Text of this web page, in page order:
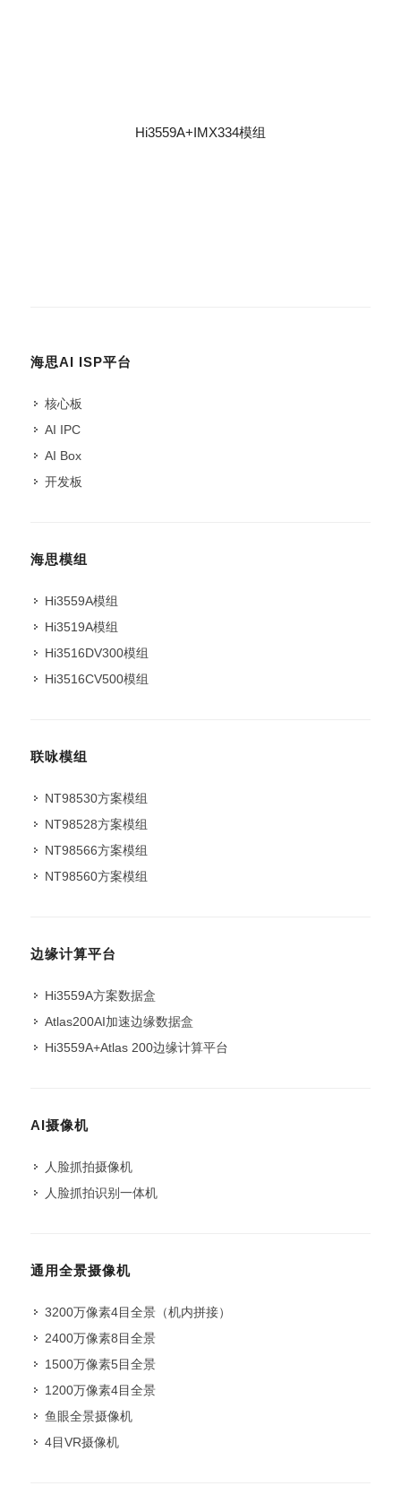
Hi3559A+IMX334模组
海思AI ISP平台
核心板
AI IPC
AI Box
开发板
海思模组
Hi3559A模组
Hi3519A模组
Hi3516DV300模组
Hi3516CV500模组
联咏模组
NT98530方案模组
NT98528方案模组
NT98566方案模组
NT98560方案模组
边缘计算平台
Hi3559A方案数据盒
Atlas200AI加速边缘数据盒
Hi3559A+Atlas 200边缘计算平台
AI摄像机
人脸抓拍摄像机
人脸抓拍识别一体机
通用全景摄像机
3200万像素4目全景（机内拼接）
2400万像素8目全景
1500万像素5目全景
1200万像素4目全景
鱼眼全景摄像机
4目VR摄像机